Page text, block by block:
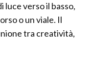
luce verso il basso,
o un viale. Il
tra creatività,